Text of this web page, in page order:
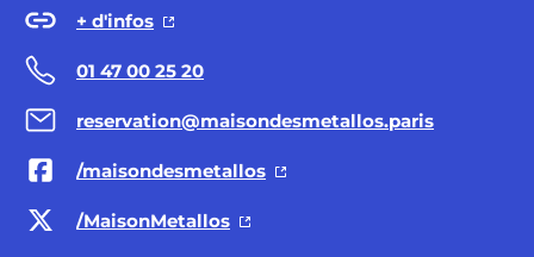
+ d'infos
01 47 00 25 20
reservation@maisondesmetallos.paris
/maisondesmetallos
/MaisonMetallos